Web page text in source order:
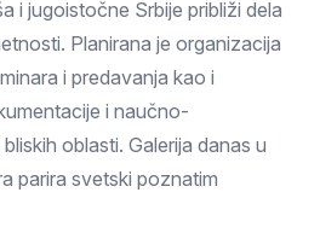
i jugoistočne Srbije približi dela
Planirana je organizacija
i predavanja kao i
i naučno-
oblasti. Galerija danas u
parira svetski poznatim